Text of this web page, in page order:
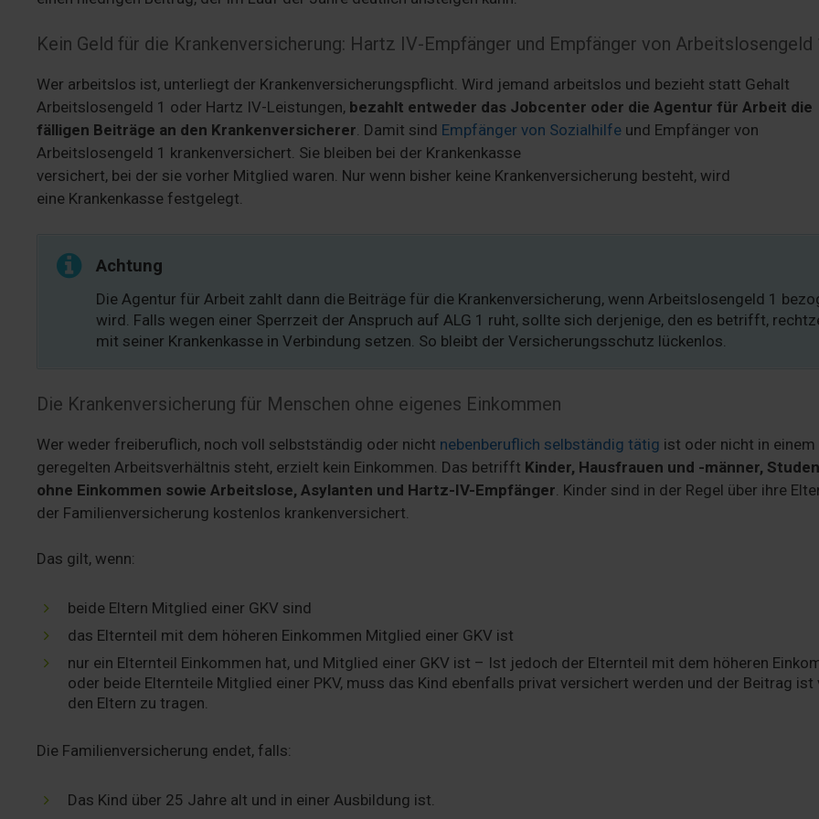
Kein Geld für die Krankenversicherung: Hartz IV-Empfänger und Empfänger von Arbeitslosengeld
Wer arbeitslos ist, unterliegt der Krankenversicherungspflicht. Wird jemand arbeitslos und bezieht statt Gehalt
Arbeitslosengeld 1 oder Hartz IV-Leistungen, bezahlt entweder das Jobcenter oder die Agentur für Arbeit die
fälligen Beiträge an den Krankenversicherer. Damit sind Empfänger von Sozialhilfe und Empfänger von
Arbeitslosengeld 1 krankenversichert. Sie bleiben bei der Krankenkasse
versichert, bei der sie vorher Mitglied waren. Nur wenn bisher keine Krankenversicherung besteht, wird
eine Krankenkasse festgelegt.
Achtung
Die Agentur für Arbeit zahlt dann die Beiträge für die Krankenversicherung, wenn Arbeitslosengeld 1
wird. Falls wegen einer Sperrzeit der Anspruch auf ALG 1 ruht, sollte sich derjenige, den es betrifft,
mit seiner Krankenkasse in Verbindung setzen. So bleibt der Versicherungsschutz lückenlos.
Die Krankenversicherung für Menschen ohne eigenes Einkommen
Wer weder freiberuflich, noch voll selbstständig oder nicht nebenberuflich selbständig tätig ist oder nicht in einem
geregelten Arbeitsverhältnis steht, erzielt kein Einkommen. Das betrifft Kinder, Hausfrauen und -männer,
ohne Einkommen sowie Arbeitslose, Asylanten und Hartz-IV-Empfänger . Kinder sind in der Regel über ihre
der Familienversicherung kostenlos krankenversichert.
Das gilt, wenn:
beide Eltern Mitglied einer GKV sind
das Elternteil mit dem höheren Einkommen Mitglied einer GKV ist
nur ein Elternteil Einkommen hat, und Mitglied einer GKV ist – Ist jedoch der Elternteil mit dem höheren
oder beide Elternteile Mitglied einer PKV, muss das Kind ebenfalls privat versichert werden und der Beitrag ist
den Eltern zu tragen.
Die Familienversicherung endet, falls:
Das Kind über 25 Jahre alt und in einer Ausbildung ist.